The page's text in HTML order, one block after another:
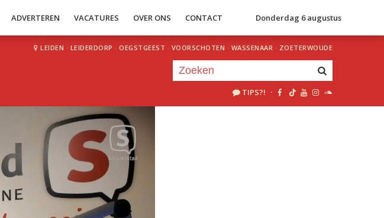
ADVERTEREN VACATURES OVER ONS CONTACT Donderdag 6 augustus
LEIDEN · LEIDERDORP · OEGSTGEEST · VOORSCHOTEN · WASSENAAR · ZOETERWOUDE
TIPS?! ·